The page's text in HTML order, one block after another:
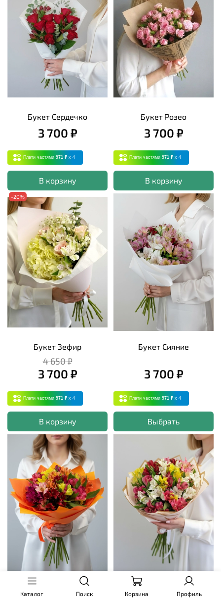
Букет Сердечко
3 700 ₽
Плати частями 971 ₽ x 4
В корзину
Букет Розео
3 700 ₽
Плати частями 971 ₽ x 4
В корзину
-20%
Букет Зефир
4 650 ₽
3 700 ₽
Плати частями 971 ₽ x 4
В корзину
Букет Сияние
3 700 ₽
Плати частями 971 ₽ x 4
Выбрать
Букет Витаминка Букет Летний ветер
Каталог Поиск Корзина Профиль